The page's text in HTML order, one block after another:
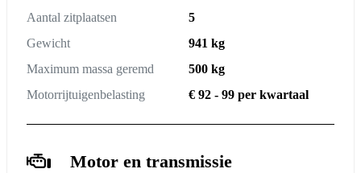
Aantal zitplaatsen
5
Gewicht
941 kg
Maximum massa geremd
500 kg
Motorrijtuigenbelasting
€ 92 - 99 per kwartaal
Motor en transmissie